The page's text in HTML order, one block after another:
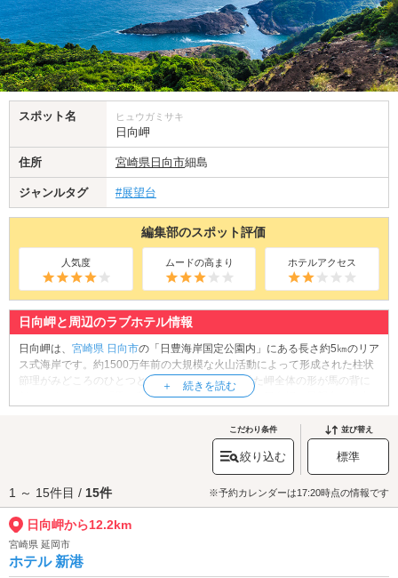
スポット名 ヒュウガミサキ
日向岬
住所 宮崎県 日向市細島
ジャンルタグ #展望台
編集部のスポット評価
人気度 ムードの高まり ホテルアクセス
日向岬と周辺のラブホテル情報
日向岬は、 宮崎県 日向市の「日豊海岸国定公園内」にある長さ約5㎞のリア
ス式海岸です。約1500万年前の大規模な火山活動によって形成された柱状
節理がみどころのひとつとなっており、海から見た岬全体の形が馬の背に
似ていることから「馬ヶ背」とも呼ばれています。日向岬の展望台から太
背展望所(スケルッチャ！)」がガラス張りにリニューアルされ、海へせり出
した部分からは、スリル満点の断崖絶壁を見下ろすことが出来ます。近く
願いが叶うクルスの海
」があり、こ
日向岬へは、 日向エリアのラブホテル からもアクセスが便利です。
こだわり条件
絞り込む
並び替え
標準
1 ～ 15件目 / 15件 ※予約カレンダーは17:20時点の情報です
日向岬から12.2km
宮崎県 延岡市
ホテル 新港